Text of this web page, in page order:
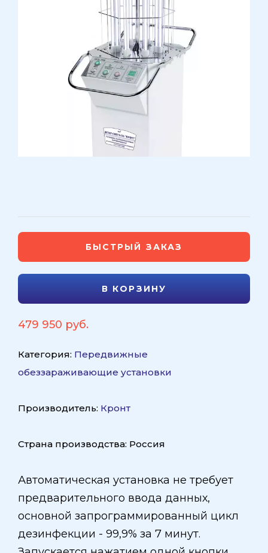
БЫСТРЫЙ ЗАКАЗ
В КОРЗИНУ
479 950 руб.
Категория: Передвижные
обеззараживающие установки
Производитель: Кронт
Страна производства: Россия
Автоматическая установка не требует
предварительного ввода данных,
основной запрограммированный цикл
дезинфекции - 99,9% за 7 минут.